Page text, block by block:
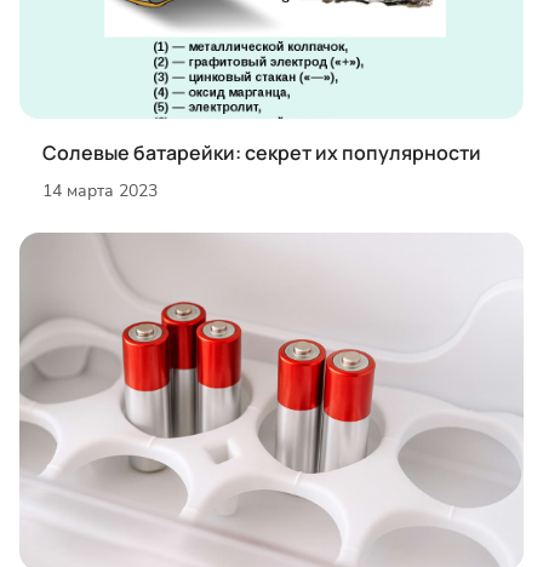
Солевые батарейки: секрет их популярности
14 марта 2023